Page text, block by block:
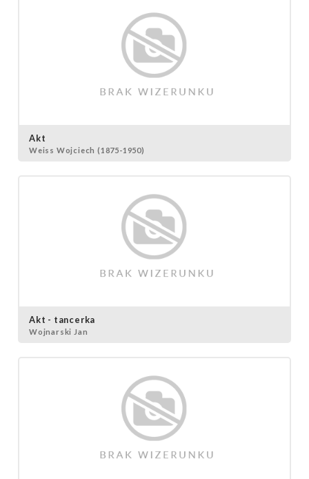
Akt
Weiss Wojciech (1875-1950)
Akt - tancerka
Wojnarski Jan